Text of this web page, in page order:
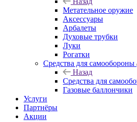
Метательное оружие
Аксессуары
Арбалеты
Духовые трубки
Луки
Рогатки
Средства для самообороны
Назад
Средства для
Газовые баллончики
Услуги
Партнёры
Акции